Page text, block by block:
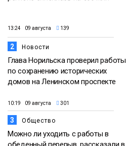
13:24 09 августа 139
2 Новости
Глава Норильска проверил работы
по сохранению исторических
домов на Ленинском проспекте
10:19 09 августа 301
3 Общество
Можно ли уходить с работы в